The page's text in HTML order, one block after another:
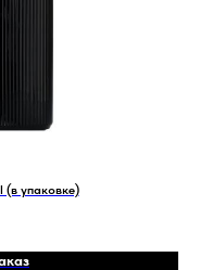
(в упаковке)